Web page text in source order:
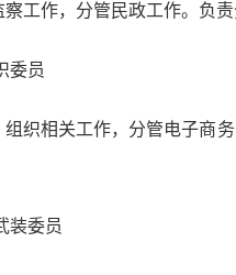
察工作，分管民政工作。负
委员
组织相关工作，分管电子商
装委员